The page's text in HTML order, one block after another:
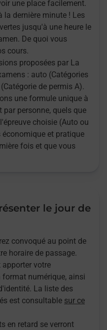
une place facilement.
la dernière minute ! Les
jusqu'à une heure le
De quoi vous
cours.
proposées par La
: auto (Catégories
de permis A).
une formule unique à
par personne, quels que
choisie (Auto ou
et pratique
fois et que vous
le jour de
convoqué au point de
horaire de passage.
votre
numérique, ainsi
La liste des
est consultable sur ce
en retard se verront